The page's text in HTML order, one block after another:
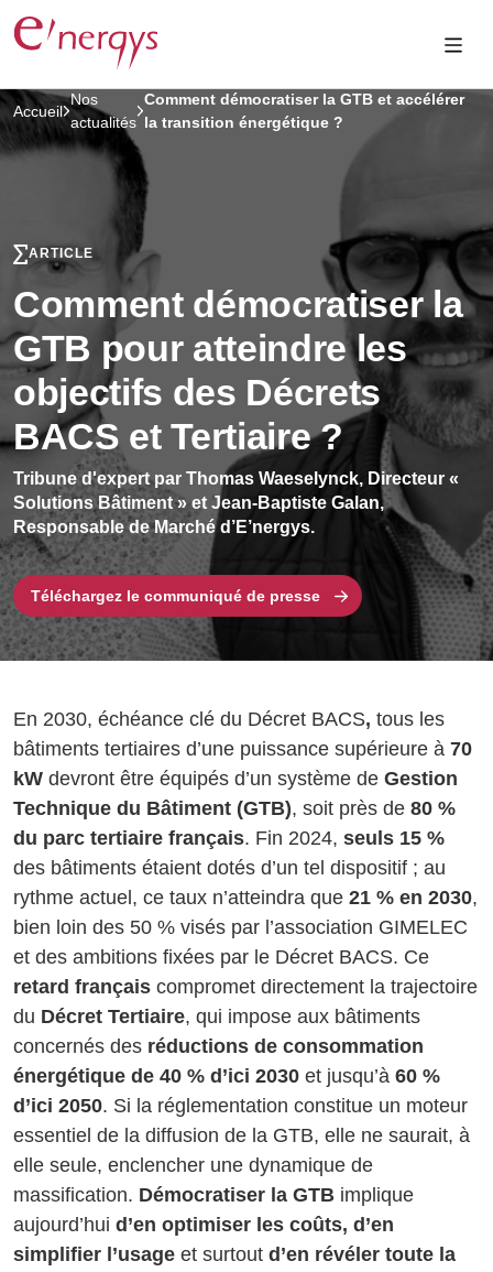
Accueil
Nos
actualités
Comment démocratiser la GTB et accélérer
la transition énergétique ?
ARTICLE
Comment démocratiser la
GTB pour atteindre les
objectifs des Décrets
BACS et Tertiaire ?
Tribune d'expert par Thomas Waeselynck, Directeur «
Solutions Bâtiment » et Jean-Baptiste Galan,
Responsable de Marché d’E’nergys.
Téléchargez le communiqué de presse
En 2030, échéance clé du Décret BACS, tous les
bâtiments tertiaires d’une puissance supérieure à 70
kW devront être équipés d’un système de Gestion
Technique du Bâtiment (GTB), soit près de 80 %
du parc tertiaire français. Fin 2024, seuls 15 %
des bâtiments étaient dotés d’un tel dispositif ; au
rythme actuel, ce taux n’atteindra que 21 % en 2030,
bien loin des 50 % visés par l’association GIMELEC
et des ambitions fixées par le Décret BACS. Ce
retard français compromet directement la trajectoire
du Décret Tertiaire, qui impose aux bâtiments
concernés des réductions de consommation
énergétique de 40 % d’ici 2030 et jusqu’à 60 %
d’ici 2050. Si la réglementation constitue un moteur
essentiel de la diffusion de la GTB, elle ne saurait, à
elle seule, enclencher une dynamique de
massification. Démocratiser la GTB implique
aujourd’hui d’en optimiser les coûts, d’en
simplifier l’usage et surtout d’en révéler toute la